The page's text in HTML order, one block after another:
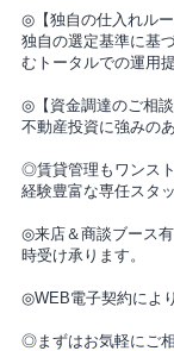
◎【独自の仕入れルー
独自の選定基準に基
むトータルでの運用
◎【資金調達のご相談
不動産投資に強みの
◎賃貸管理もワンス
経験豊富な専任スタ
◎来店＆商談ブース
時受け承ります。
◎WEB電子契約によ
◎まずはお気軽にご相